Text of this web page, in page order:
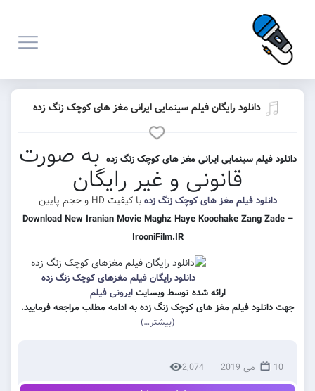
رایگان فیلم سینمایی ایرانی مغز های کوچک زنگ زده
سینمایی ایرانی مغز های کوچک زنگ زدهبه صورت
قانونی و غیر رایگان
فیلم مغز های کوچک زنگ زدهبا کیفیت HD و حجم پایین
Download New Iranian Movie Maghz Haye Koochake
دانلود رایگان فیلم مغزهای کوچک زنگ زده
ارائه شده توسط وبسایتایرونی فیلم
فیلم مغز های کوچک زنگ زده به ادامه مطلب مراجعه فرمایید.
2,074